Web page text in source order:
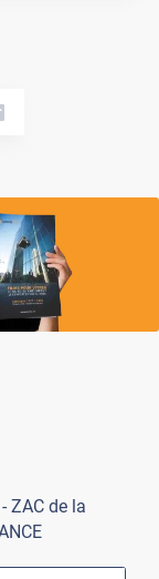
ZAC de la